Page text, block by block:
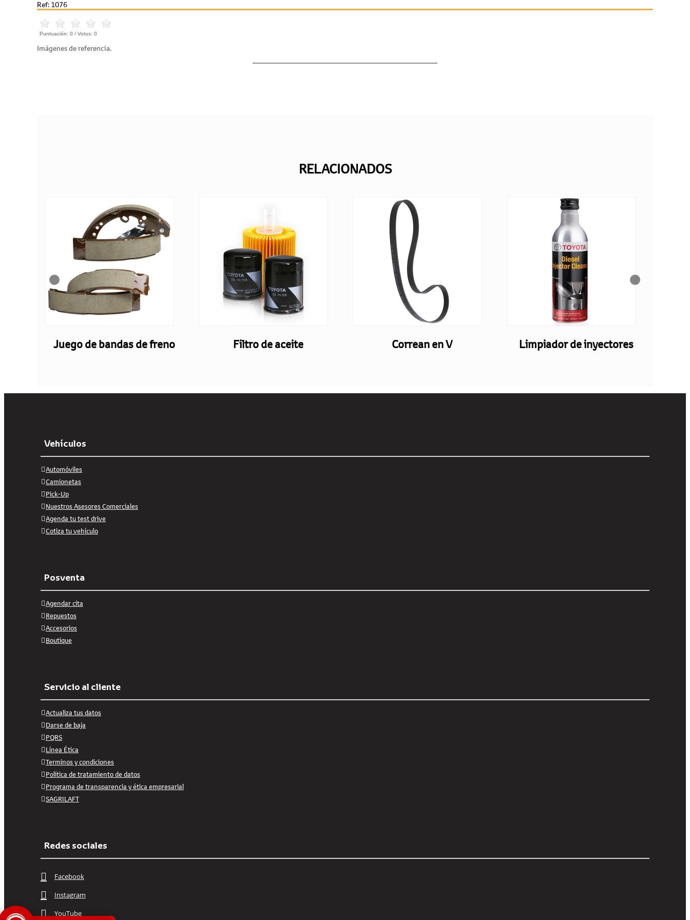
Ref: 1076
Puntuación: 0 / Votos: 0
Imágenes de referencia.
RELACIONADOS
Juego de bandas de freno Filtro de aceite Correan en V Limpiador de inyectores
Vehículos
Automóviles
Camionetas
Pick-Up
Nuestros Asesores Comerciales
Agenda tu test drive
Cotiza tu vehículo
Posventa
Agendar cita
Repuestos
Accesorios
Boutique
Servicio al cliente
Actualiza tus datos
Darse de baja
PQRS
Línea Ética
Terminos y condiciones
Política de tratamiento de datos
Programa de transparencia y ética empresarial
SAGRILAFT
Redes sociales
Facebook
Instagram
YouTube